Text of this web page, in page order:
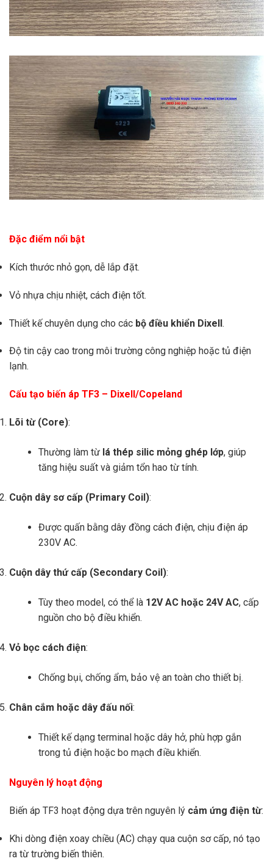
Đặc điểm nổi bật
Kích thước nhỏ gọn, dễ lắp đặt.
Vỏ nhựa chịu nhiệt, cách điện tốt.
Thiết kế chuyên dụng cho các bộ điều khiển Dixell.
Độ tin cậy cao trong môi trường công nghiệp hoặc tủ điện
lạnh.
Cấu tạo biến áp TF3 – Dixell/Copeland
Lõi từ (Core):
Thường làm từ lá thép silic mỏng ghép lớp, giúp
tăng hiệu suất và giảm tổn hao từ tính.
Cuộn dây sơ cấp (Primary Coil):
Được quấn bằng dây đồng cách điện, chịu điện áp
230V AC.
Cuộn dây thứ cấp (Secondary Coil):
Tùy theo model, có thể là 12V AC hoặc 24V AC, cấp
nguồn cho bộ điều khiển.
Vỏ bọc cách điện:
Chống bụi, chống ẩm, bảo vệ an toàn cho thiết bị.
Chân cắm hoặc dây đấu nối:
Thiết kế dạng terminal hoặc dây hở, phù hợp gắn
trong tủ điện hoặc bo mạch điều khiển.
Nguyên lý hoạt động
Biến áp TF3 hoạt động dựa trên nguyên lý cảm ứng điện từ:
Khi dòng điện xoay chiều (AC) chạy qua cuộn sơ cấp, nó tạo
ra từ trường biến thiên.